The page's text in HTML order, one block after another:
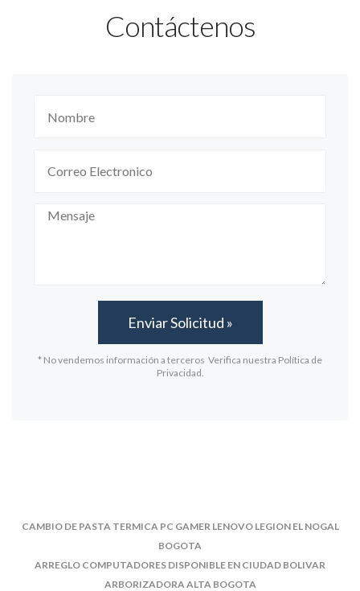
Contáctenos
* No vendemos información a terceros Verifica nuestra Política de
Privacidad.
CAMBIO DE PASTA TERMICA PC GAMER LENOVO LEGION EL NOGAL
BOGOTA
ARREGLO COMPUTADORES DISPONIBLE EN CIUDAD BOLIVAR
ARBORIZADORA ALTA BOGOTA